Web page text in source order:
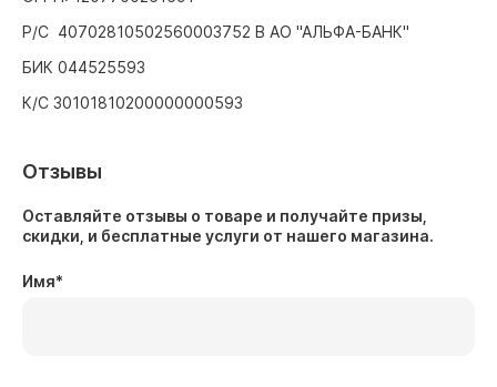
Р/С 40702810502560003752 В АО "АЛЬФА-БАНК"
БИК 044525593
К/С 30101810200000000593
Отзывы
Оставляйте отзывы о товаре и получайте призы,
скидки, и бесплатные услуги от нашего магазина.
Имя*